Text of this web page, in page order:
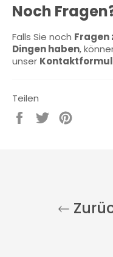
Noch
Falls Sie noch Fragen
Dingen haben,
unser
Teilen
Auf
Facebook
Auf
Twitter